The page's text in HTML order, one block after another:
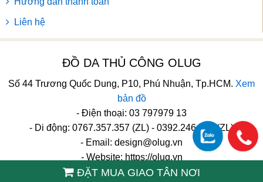
ĐẶT MUA GIAO TÂN NƠI
Liên hệ
ĐỒ DA THỦ CÔNG OLUG
Số 44 Trương Quốc Dung, P10, Phú Nhuận, Tp.HCM. Xem
bản đồ
- Điện thoại: 03 797979 13
- Di động: 0767.357.357 (ZL) - 0392.246.246 (ZL)
- Email: design@olug.vn
- Website: https://olug.vn